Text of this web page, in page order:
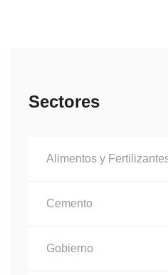
Sectores
Alimentos y
Cemento
Gobierno